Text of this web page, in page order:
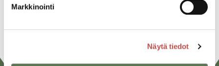
Markkinointi
Näytä tiedot
URL